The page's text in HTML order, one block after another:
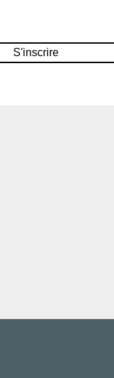
S'inscrire